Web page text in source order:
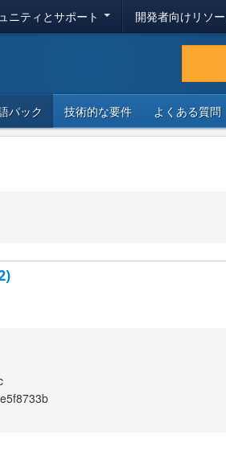
ニティとサポート 開発者向けリソ
パック 技術的な要件 よくある質問